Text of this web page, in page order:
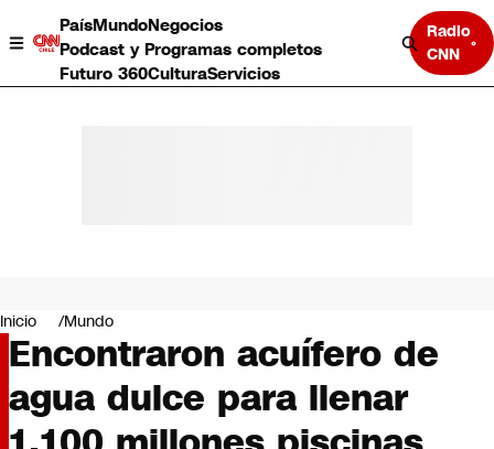
PaísMundoNegocios
Podcast y Programas completos
Futuro 360CulturaServicios
Radio
CNN
Negocios
Deportes
Programas completos
Cultura
Servicios
Bits
Inicio Mundo
Encontraron acuífero de
agua dulce para llenar